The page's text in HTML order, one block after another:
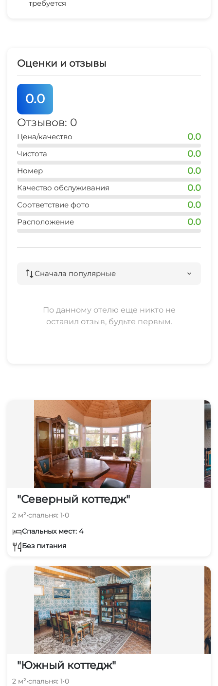
рынок
5 мин
Беседка
требуется
Оценки и отзывы
0.0
Отзывов: 0
Цена/качество 0.0
Чистота 0.0
Номер 0.0
Качество обслуживания 0.0
Соответствие фото 0.0
Расположение 0.0
Сначала популярные
По данному отелю еще никто не
оставил отзыв, будьте первым.
"Северный коттедж"
2 м²•спальня: 1•0
Спальных мест: 4
Без питания
"Южный коттедж"
2 м²•спальня: 1•0